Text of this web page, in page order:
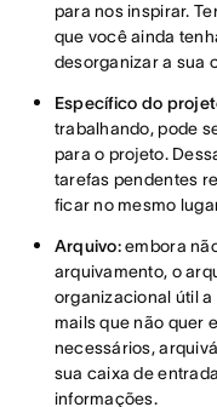
para nos inspirar.
que você ainda
desorganizar a sua
Específico do
trabalhando, pode
para o projeto.
tarefas pendentes
ficar no mesmo
Arquivo:embora
arquivamento, o
organizacional útil
mails que não quer
necessários,
sua caixa de
informações.